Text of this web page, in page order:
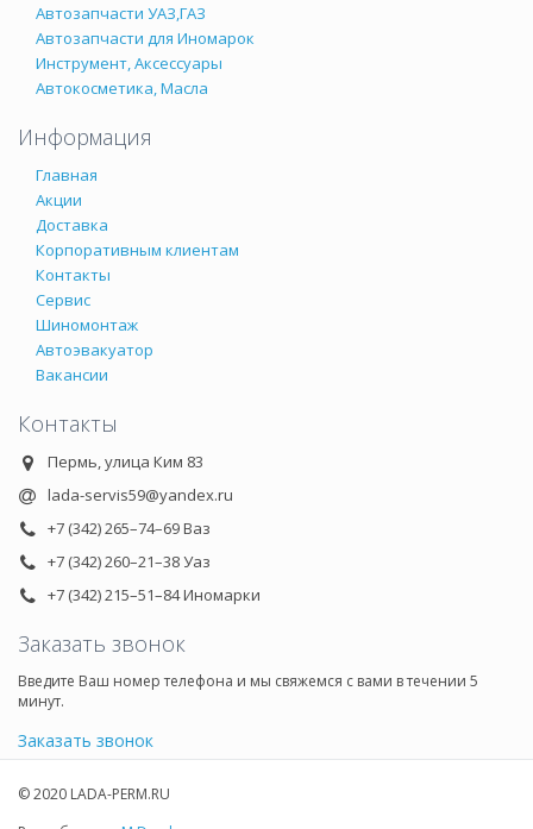
Автозапчасти УАЗ,ГАЗ
Автозапчасти для Иномарок
Инструмент, Аксессуары
Автокосметика, Масла
Информация
Главная
Акции
Доставка
Корпоративным клиентам
Контакты
Сервис
Шиномонтаж
Автоэвакуатор
Вакансии
Контакты
Пермь, улица Ким 83
lada-servis59@yandex.ru
+7 (342) 265–74–69 Ваз
+7 (342) 260–21–38 Уаз
+7 (342) 215–51–84 Иномарки
Заказать звонок
Введите Ваш номер телефона и мы свяжемся с вами в течении 5
минут.
Заказать звонок
© 2020 LADA-PERM.RU